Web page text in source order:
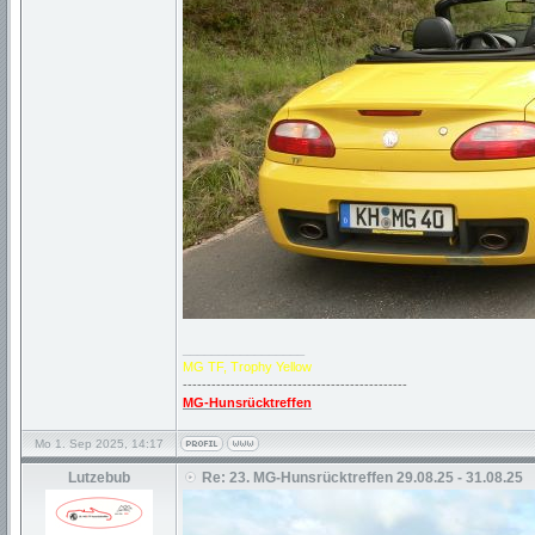
MG TF, Trophy Yellow
-----------------------------------------------
MG-Hunsrücktreffen
Mo 1. Sep 2025, 14:17
Lutzebub Re: 23. MG-Hunsrücktreffen 29.08.25 - 31.08.25